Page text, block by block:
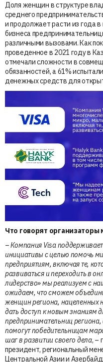
Доля женщин в структуре
среднего
и продолжает расти из года
бизнеса
различными вызовами. Как
проведенное в 2021 году в
отмечали сложности в
обязанностей, а 61%
денежных средств для
Что говорят организаторы
–Компания Visa
инициативы с целью помочь
предприятиям, включая те,
развиваться и переходить в
лидерство» мы реализуем с
ожидаем, что сможем
женщин региона, нацеленных
дать доступ к новым знаниям
предпринимательниц
помогут победительницам
шаг в развитии своего дела, –
президент, региональный
Центральной Азии и